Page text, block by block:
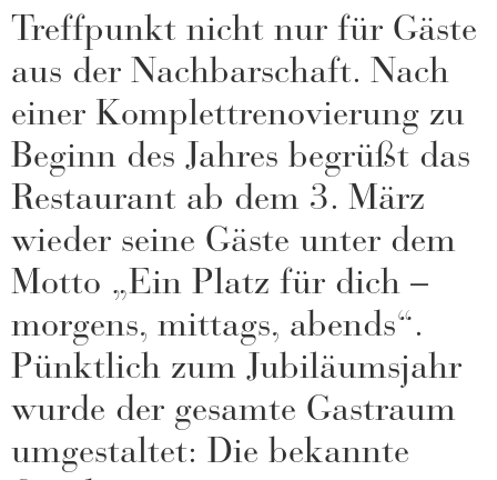
Treffpunkt nicht nur für Gäste
aus der Nachbarschaft. Nach
einer Komplettrenovierung zu
Beginn des Jahres begrüßt das
Restaurant ab dem 3. März
wieder seine Gäste unter dem
Motto „Ein Platz für dich –
morgens, mittags, abends“.
Pünktlich zum Jubiläumsjahr
wurde der gesamte Gastraum
umgestaltet: Die bekannte